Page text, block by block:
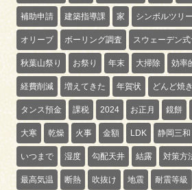
補助申請 建築指導課 家 シンボルツリー
オリーブ ボーリング調査 スウェーデン
秋葉山祭り お祭り 年末 大掃除 効率
経費削減 増えてきた 年賀状 どんど焼き
タンス預金 課税 2024 お正月 鏡餅
大寒 乾燥 火事 金額 LDK 静岡三和
いつまで 湿度 勾配天井 結露 対策方
最高気温 断熱 吹抜け 地震 耐震等級